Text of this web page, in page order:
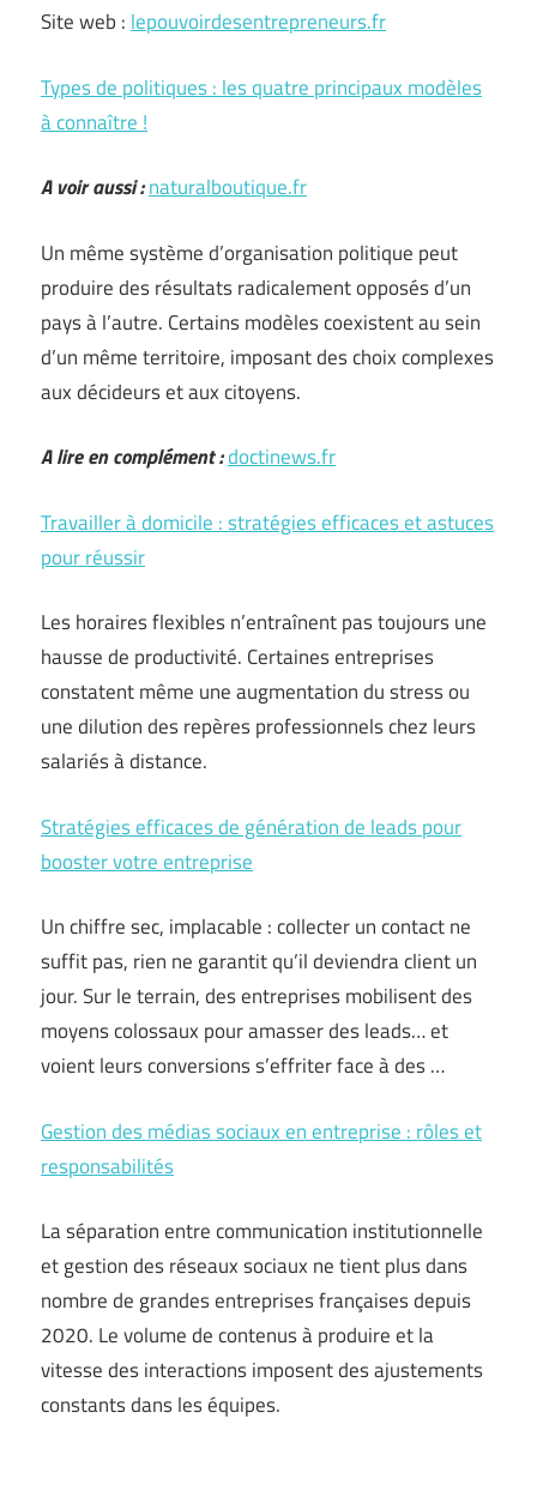
Site web : lepouvoirdesentrepreneurs.fr
Types de politiques : les quatre principaux modèles
à connaître !
A voir aussi :naturalboutique.fr
Un même système d’organisation politique peut
produire des résultats radicalement opposés d’un
pays à l’autre. Certains modèles coexistent au sein
d’un même territoire, imposant des choix complexes
aux décideurs et aux citoyens.
A lire en complément :doctinews.fr
Travailler à domicile : stratégies efficaces et astuces
pour réussir
Les horaires flexibles n’entraînent pas toujours une
hausse de productivité. Certaines entreprises
constatent même une augmentation du stress ou
une dilution des repères professionnels chez leurs
salariés à distance.
Stratégies efficaces de génération de leads pour
booster votre entreprise
Un chiffre sec, implacable : collecter un contact ne
suffit pas, rien ne garantit qu’il deviendra client un
jour. Sur le terrain, des entreprises mobilisent des
moyens colossaux pour amasser des leads… et
voient leurs conversions s’effriter face à des …
Gestion des médias sociaux en entreprise : rôles et
responsabilités
La séparation entre communication institutionnelle
et gestion des réseaux sociaux ne tient plus dans
nombre de grandes entreprises françaises depuis
2020. Le volume de contenus à produire et la
vitesse des interactions imposent des ajustements
constants dans les équipes.